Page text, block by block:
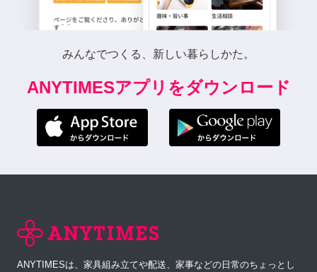
みんなでつくる、新しい暮らしかた。
ANYTIMESアプリをダウンロード
ANYTIMESは、家具組み立てや配送、家事などの日常のちょっとし